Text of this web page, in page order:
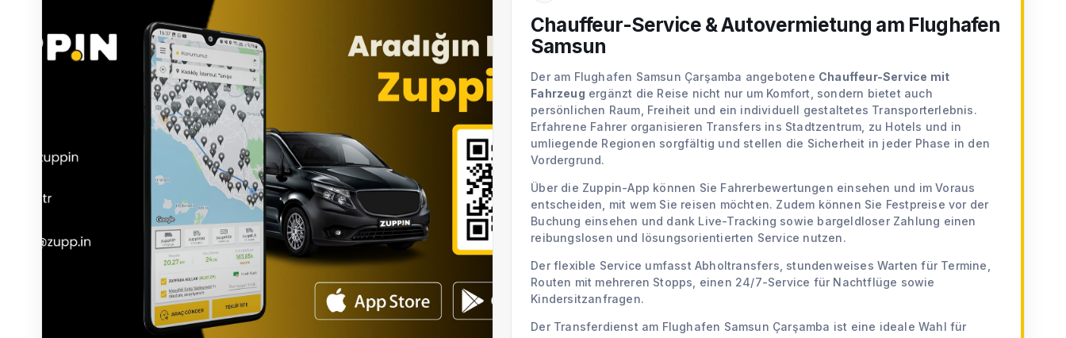
Hoteltransfer Flughafen Samsun Çarşamba
Der Hoteltransfer am Flughafen Samsun Çarşamba bietet einen erstklassigen Service,
der Passagieren eine reibungslose und komfortable Anreise zu ihrer Unterkunft
ermöglicht. Gäste werden von professionellen Fahrern empfangen und die Reise wird
mit größter Sorgfalt organisiert.
Der Transport zu Hotels rund um den Flughafen Samsun Çarşamba (SZF) erfolgt mit
chauffeurgeführten, hochwertig ausgestatteten Fahrzeugen, wobei Sicherheit und
Komfort im Vordergrund stehen. Der VIP-Transferservice minimiert Reisemüdigkeit und
bietet ein persönliches sowie entspanntes Transporterlebnis.
Neben komfortablen Transferoptionen bieten auch die Autovermietungsalternativen
am Flughafen Samsun Çarşamba flexible Lösungen für unterschiedliche Bedürfnisse.
So erleben Gäste während ihrer gesamten Reise einen hochwertigen und
aufmerksamen Service.
Flughafen Samsun – Busbahnhof Transfer
Der Transfer zwischen dem Flughafen Samsun und dem zentralen Busbahnhof bietet
eine erstklassige Möglichkeit für komfortable und zuverlässige Beförderung. Die
Chauffeur-Service & Autovermietung am Flughafen
Samsun
Der am Flughafen Samsun Çarşamba angebotene Chauffeur-Service mit
Fahrzeug ergänzt die Reise nicht nur um Komfort, sondern bietet auch
persönlichen Raum, Freiheit und ein individuell gestaltetes Transporterlebnis.
Erfahrene Fahrer organisieren Transfers ins Stadtzentrum, zu Hotels und in
umliegende Regionen sorgfältig und stellen die Sicherheit in jeder Phase in den
Vordergrund.
Über die Zuppin-App können Sie Fahrerbewertungen einsehen und im Voraus
entscheiden, mit wem Sie reisen möchten. Zudem können Sie Festpreise vor der
Buchung einsehen und dank Live-Tracking sowie bargeldloser Zahlung einen
reibungslosen und lösungsorientierten Service nutzen.
Der flexible Service umfasst Abholtransfers, stundenweises Warten für Termine,
Routen mit mehreren Stopps, einen 24/7-Service für Nachtflüge sowie
Kindersitzanfragen.
Der Transferdienst am Flughafen Samsun Çarşamba ist eine ideale Wahl für